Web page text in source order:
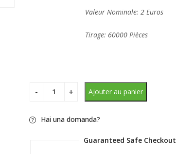
Valeur Nominale: 2 Euros
Tirage: 60000 Pièces
Ajouter au panier
Hai una domanda?
Guaranteed Safe Checkout